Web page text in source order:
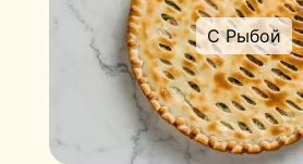
С Рыбой